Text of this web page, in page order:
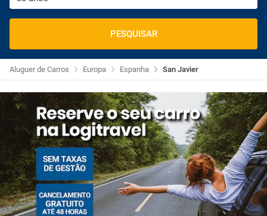
PESQUISAR
San Javier
Espanha
Europa
Aluguer de Carros